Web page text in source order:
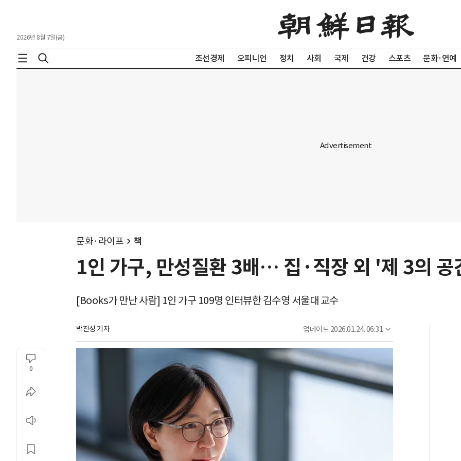
2026년 8월 7일(금)
조선경제 오피니언 정치 사회 국제 건강 스포츠 문화·연예
문화·라이프 책
1인 가구, 만성질환 3배… 집·직장 외 '제 3의 공
[Books가 만난 사람] 1인 가구 109명 인터뷰한 김수영 서울대 교수
박진성 기자 업데이트 2026.01.24. 06:31
0